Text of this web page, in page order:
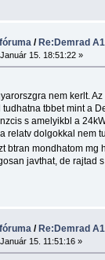
/ Re:Demrad
15. 18:51:22 »
nem kerlt.
tbbet mint a
s amelyikbl a
relatv dolgokkal nem
btran mondhatom
javthat, de rajtad
/Re:Demrad
15. 11:51:16 »